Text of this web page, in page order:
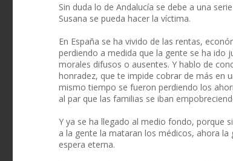
Sin duda lo de Andalucía se debe a una
Susana se pueda hacer la víctima.
En España se ha vivido de las rentas,
perdiendo a medida que la gente se ha
morales difusos o ausentes. Y hablo de
honradez, que te impide cobrar de más en
mismo tiempo se fueron perdiendo los
al par que las familias se iban
Y ya se ha llegado al medio fondo, porque
a la gente la mataran los médicos, ahora
espera eterna.